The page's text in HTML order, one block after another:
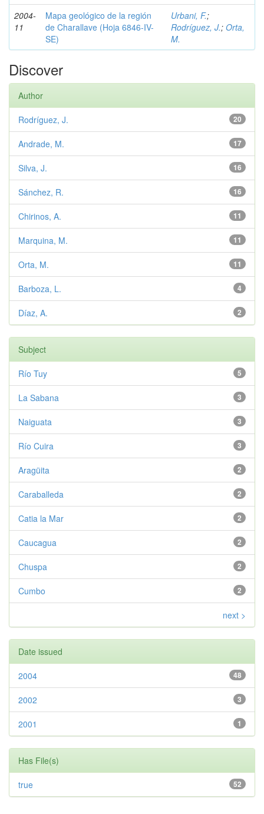
2004-
11
Mapa geológico de la región
de Charallave (Hoja 6846-IV-
SE)
Urbani, F.;
Rodríguez, J.; Orta,
M.
Discover
Author
20
Rodríguez, J.
17
Andrade, M.
16
Silva, J.
16
Sánchez, R.
11
Chirinos, A.
11
Marquina, M.
11
Orta, M.
4
Barboza, L.
2
Díaz, A.
Subject
5
Río Tuy
3
La Sabana
3
Naiguata
3
Río Cuira
2
Aragüita
2
Caraballeda
2
Catia la Mar
2
Caucagua
2
Chuspa
2
Cumbo
next >
Date issued
48
2004
3
2002
1
2001
Has File(s)
52
true